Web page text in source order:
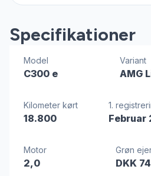
Specifikationer
Model
C300 e
Variant
AMG
Kilometer kørt
18.800
1.
Februar
Motor
2,0
Grøn
DKK